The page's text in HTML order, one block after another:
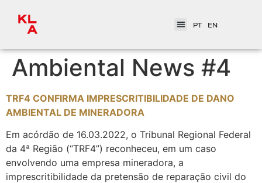
PT EN
Ambiental News #4
TRF4 CONFIRMA IMPRESCRITIBILIDADE DE DANO
AMBIENTAL DE MINERADORA
Em acórdão de 16.03.2022, o Tribunal Regional Federal
da 4ª Região (“TRF4”) reconheceu, em um caso
envolvendo uma empresa mineradora, a
imprescritibilidade da pretensão de reparação civil do